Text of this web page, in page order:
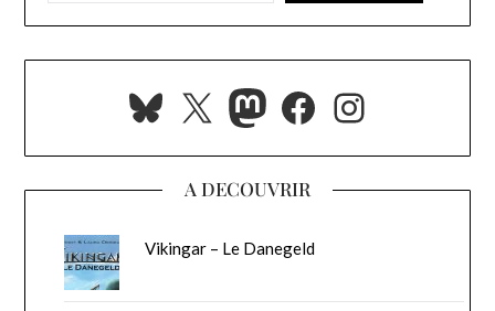
Bluesky
X Mastodon
Facebook
A DECOUVRIR
Vikingar – Le Danegeld